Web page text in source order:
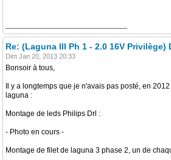
Re: (Laguna III Ph 1 - 2.0 16V Privilège)
Dim Jan 20, 2013 20:33
Bonsoir à tous,
Il y a longtemps que je n'avais pas posté, en
laguna :
Montage de leds Philips Drl :
- Photo en cours -
Montage de filet de laguna 3 phase 2, un de